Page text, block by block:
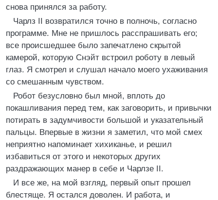
снова принялся за работу.
Чарлз II возвратился точно в полночь, согласно
программе. Мне не пришлось расспрашивать его;
все происшедшее было запечатлено скрытой
камерой, которую Снэйт встроил роботу в левый
глаз. Я смотрел и слушал начало моего ухаживания
со смешанным чувством.
Робот безусловно был мной, вплоть до
покашливания перед тем, как заговорить, и привычки
потирать в задумчивости большой и указательный
пальцы. Впервые в жизни я заметил, что мой смех
неприятно напоминает хихиканье, и решил
избавиться от этого и некоторых других
раздражающих манер в себе и Чарлзе II.
И все же, на мой взгляд, первый опыт прошел
блестяще. Я остался доволен. И работа, и